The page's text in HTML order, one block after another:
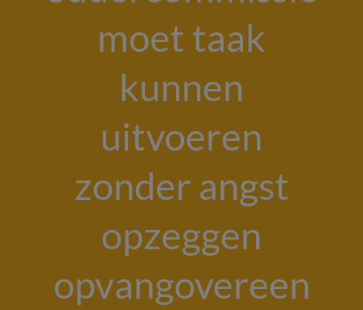
moet taak
kunnen
uitvoeren
zonder angst
opzeggen
opvangovereen